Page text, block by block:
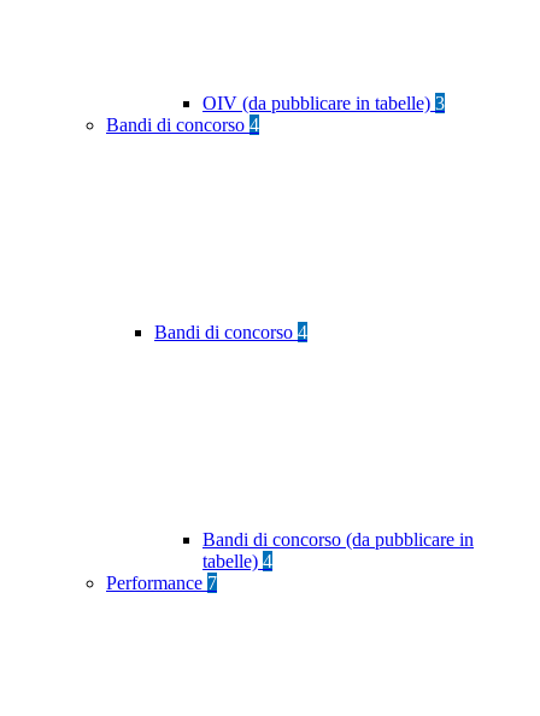
OIV (da pubblicare in tabelle) 3
Bandi di concorso 4
Bandi di concorso 4
Bandi di concorso (da pubblicare in
tabelle) 4
Performance 7